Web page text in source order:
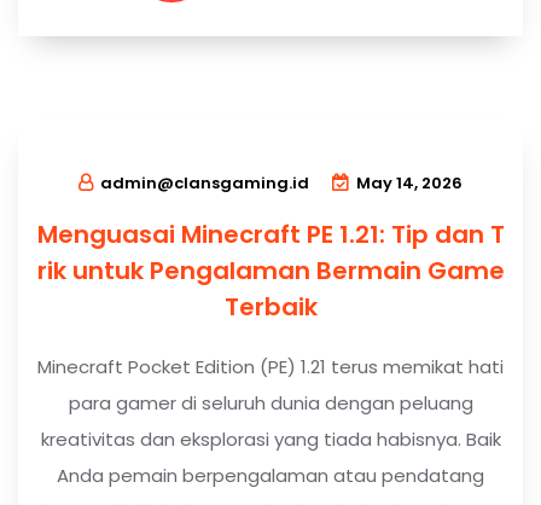
admin@clansgaming.id May 14, 2026
Menguasai Minecraft PE 1.21: Tip dan T
rik untuk Pengalaman Bermain Game
Terbaik
Minecraft Pocket Edition (PE) 1.21 terus memikat hati
para gamer di seluruh dunia dengan peluang
kreativitas dan eksplorasi yang tiada habisnya. Baik
Anda pemain berpengalaman atau pendatang